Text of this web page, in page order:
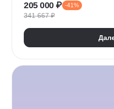
Интерьерный скетчинг
Создание чертежей
205 000 ₽ -41%
341 667 ₽